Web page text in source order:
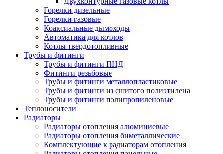
Горелки дизельные
Горелки газовые
Коаксиальные дымоходы
Автоматика для котлов
Котлы твердотопливные
Трубы и фитинги
Трубы и фитинги ПНД
Фитинги резьбовые
Трубы и фитинги металлопластиковые
Трубы и фитинги из сшитого полиэтилена
Трубы и фитинги полипропиленовые
Теплоносители
Радиаторы
Радиаторы отопления алюминиевые
Радиаторы отопления биметаллические
Комплектующие к радиаторам отопления